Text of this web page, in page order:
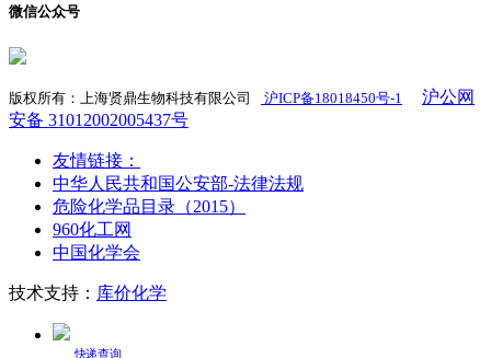
微信公众号
版权所有：上海贤鼎生物科技有限公司 沪ICP备18018450号-1
沪公网
安备 31012002005437号
友情链接：
中华人民共和国公安部-法律法规
危险化学品目录（2015）
960化工网
中国化学会
技术支持： 库价化学
快递查询